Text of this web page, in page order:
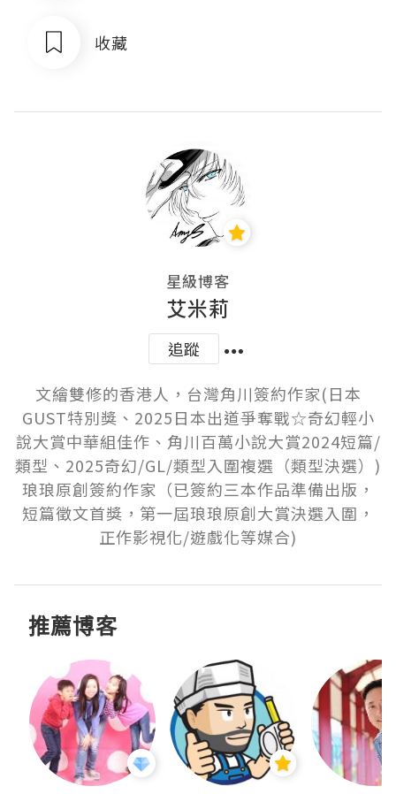
收藏
星級博客
艾米莉
追蹤
文繪雙修的香港人，台灣角川簽約作家(日本
GUST特別獎、2025日本出道爭奪戰☆奇幻輕小
說大賞中華組佳作、角川百萬小說大賞2024短篇/
類型、2025奇幻/GL/類型入圍複選（類型決選）)
琅琅原創簽約作家（已簽約三本作品準備出版，
短篇徵文首獎，第一屆琅琅原創大賞決選入圍，
正作影視化/遊戲化等媒合)
推薦博客